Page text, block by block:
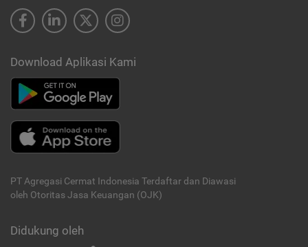
Download Aplikasi Kami
PT Agregasi Cermat Indonesia Terdaftar dan Diawasi
oleh Otoritas Jasa Keuangan (OJK)
Didukung oleh